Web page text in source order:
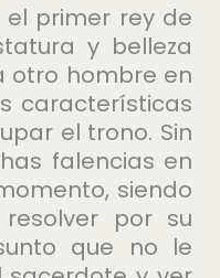
el primer rey de
y belleza
otro hombre en
características
el trono. Sin
falencias en
siendo
por su
que no le